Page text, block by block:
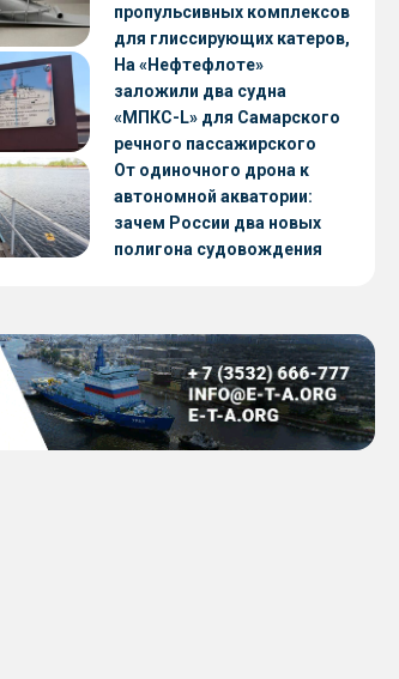
пропульсивных комплексов
для глиссирующих катеров,
скоростных судов и судов с
малой осадкой
На «Нефтефлоте»
заложили два судна
«МПКС-L» для Самарского
речного пассажирского
предприятия
От одиночного дрона к
автономной акватории:
зачем России два новых
полигона судовождения